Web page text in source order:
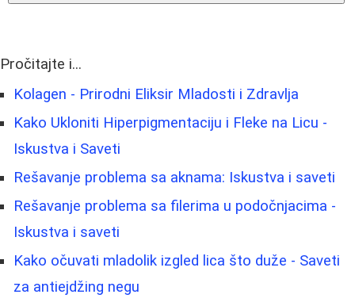
Pročitajte i...
Kolagen - Prirodni Eliksir Mladosti i Zdravlja
Kako Ukloniti Hiperpigmentaciju i Fleke na Licu -
Iskustva i Saveti
Rešavanje problema sa aknama: Iskustva i saveti
Rešavanje problema sa filerima u podočnjacima -
Iskustva i saveti
Kako očuvati mladolik izgled lica što duže - Saveti
za antiejdžing negu